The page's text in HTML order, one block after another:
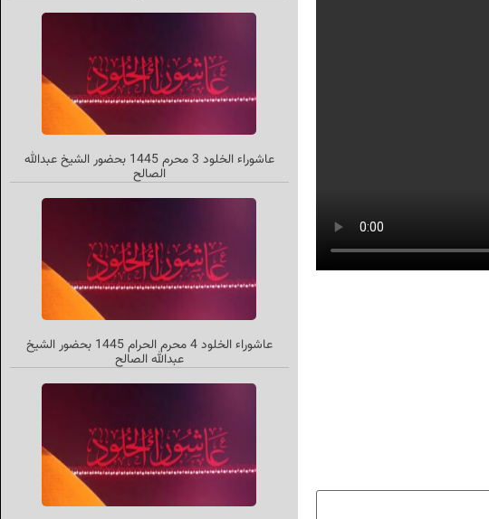
عاشوراء الخلود 3 محرم 1445 بحضور الشیخ عبدالله
الصالح
عاشوراء الخلود 4 محرم الحرام 1445 بحضور الشیخ
عبدالله الصالح